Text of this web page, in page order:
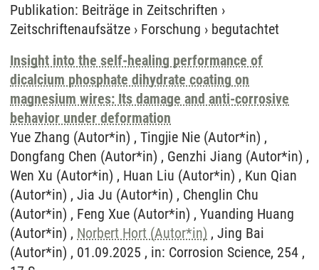
Publikation: Beiträge in Zeitschriften ›
Zeitschriftenaufsätze › Forschung › begutachtet
Insight into the self-healing performance of
dicalcium phosphate dihydrate coating on
magnesium wires: Its damage and anti-corrosive
behavior under deformation
Yue Zhang (Autor*in) , Tingjie Nie (Autor*in) ,
Dongfang Chen (Autor*in) , Genzhi Jiang (Autor*in) ,
Wen Xu (Autor*in) , Huan Liu (Autor*in) , Kun Qian
(Autor*in) , Jia Ju (Autor*in) , Chenglin Chu
(Autor*in) , Feng Xue (Autor*in) , Yuanding Huang
(Autor*in) , Norbert Hort (Autor*in) , Jing Bai
(Autor*in) , 01.09.2025 , in: Corrosion Science, 254 ,